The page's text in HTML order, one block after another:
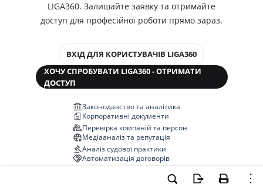
LIGA360. Залишайте заявку та отримайте
доступ для професійної роботи прямо зараз.
ВХІД ДЛЯ КОРИСТУВАЧІВ LIGA360
ХОЧУ СПРОБУВАТИ LIGA360 - ОТРИМАТИ
ДОСТУП
Законодавство та аналітика
Корпоративні документи
Перевірка компаній та персон
Медіааналіз та репутація
Аналіз судової практики
Автоматизація договорів
НОВА LIGA360 ЗМІНЮЄ ВСЕ!